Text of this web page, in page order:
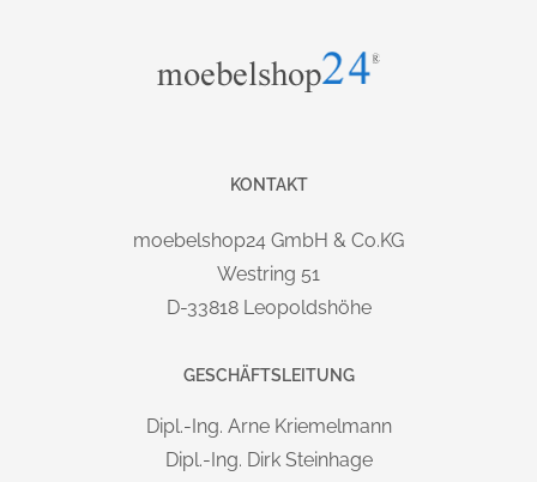
durch vier Sockelfüße, von oben durch den Boden
Emissionsklasse E1, Vorderkante mit 2 mm ABS-Kanten,
gerundet. Seiten, Platte und Boden 19 mm
bei Breite 400 & 800 mm = 19 mm
KONTAKT
moebelshop24 GmbH & Co.KG
Westring 51
D-33818 Leopoldshöhe
GESCHÄFTSLEITUNG
Dipl.-Ing. Arne Kriemelmann
Dipl.-Ing. Dirk Steinhage